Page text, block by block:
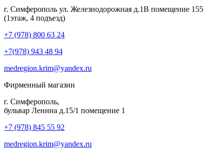
г. Симферополь ул. Железнодорожная д.1В помещение 155
(1этаж, 4 подъезд)
+7 (978) 800 63 24
+7(978) 943 48 94
medregion.krim@yandex.ru
Фирменный магазин
г. Симферополь,
бульвар Ленина д.15/1 помещение 1
+7 (978) 845 55 92
medregion.krim@yandex.ru